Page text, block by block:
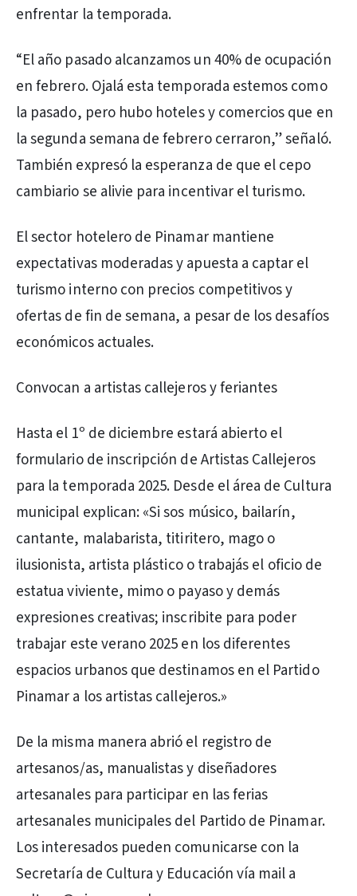
enfrentar la temporada.
“El año pasado alcanzamos un 40% de ocupación
en febrero. Ojalá esta temporada estemos como
la pasado, pero hubo hoteles y comercios que en
la segunda semana de febrero cerraron,” señaló.
También expresó la esperanza de que el cepo
cambiario se alivie para incentivar el turismo.
El sector hotelero de Pinamar mantiene
expectativas moderadas y apuesta a captar el
turismo interno con precios competitivos y
ofertas de fin de semana, a pesar de los desafíos
económicos actuales.
Convocan a artistas callejeros y feriantes
Hasta el 1º de diciembre estará abierto el
formulario de inscripción de Artistas Callejeros
para la temporada 2025. Desde el área de Cultura
municipal explican: «Si sos músico, bailarín,
cantante, malabarista, titiritero, mago o
ilusionista, artista plástico o trabajás el oficio de
estatua viviente, mimo o payaso y demás
expresiones creativas; inscribite para poder
trabajar este verano 2025 en los diferentes
espacios urbanos que destinamos en el Partido
Pinamar a los artistas callejeros.»
De la misma manera abrió el registro de
artesanos/as, manualistas y diseñadores
artesanales para participar en las ferias
artesanales municipales del Partido de Pinamar.
Los interesados pueden comunicarse con la
Secretaría de Cultura y Educación vía mail a